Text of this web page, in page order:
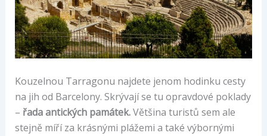
Kouzelnou Tarragonu najdete jenom hodinku cesty
na jih od Barcelony. Skrývají se tu opravdové poklady
– řada antických památek.Většina turistů sem ale
stejně míří za krásnými plážemi a také výbornými